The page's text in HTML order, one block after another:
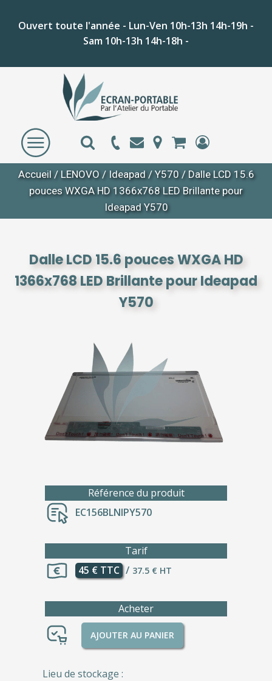
Ouvert toute l'année - Lun-Ven 10h-13h 14h-19h -
Sam 10h-13h 14h-18h -
Accueil/ LENOVO / Ideapad/ Y570/ Dalle LCD 15.6
pouces WXGA HD 1366x768 LED Brillante pour
Ideapad Y570
Dalle LCD 15.6 pouces WXGA HD
1366x768 LED Brillante pour Ideapad
Y570
Référence du produit
EC156BLNIPY570
Tarif
45 € TTC / 37.5 € HT
Acheter
AJOUTER AU PANIER
Lieu de stockage :